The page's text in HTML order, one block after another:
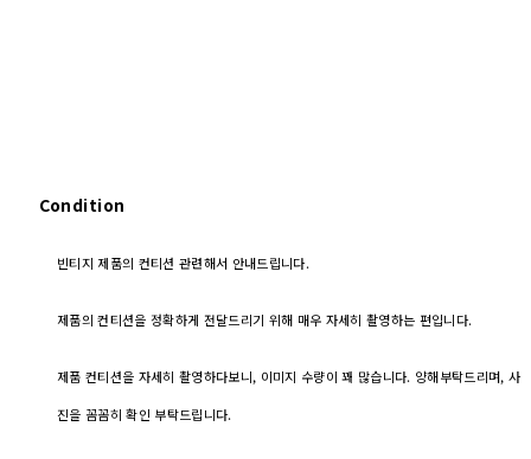
Condition
빈티지 제품의 컨티션 관련해서 안내드립니다.
제품의 컨티션을 정확하게 전달드리기 위해 매우 자세히 촬영하는 편입니다.
제품 컨티션을 자세히 촬영하다보니, 이미지 수량이 꽤 많습니다. 양해부탁드리며, 사
진을 꼼꼼히 확인 부탁드립니다.